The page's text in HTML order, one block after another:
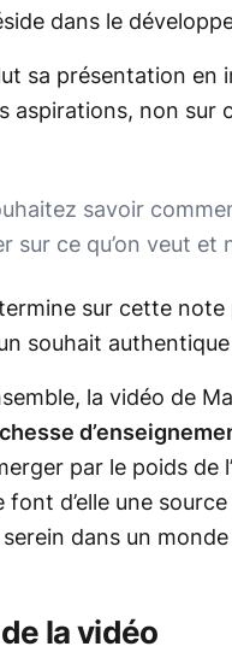
dans le
sa présentation en
aspirations, non sur
savoir
sur ce qu’on veut et
sur cette
souhait
la vidéo de
par le poids de
font d’elle une
dans un
la vidéo